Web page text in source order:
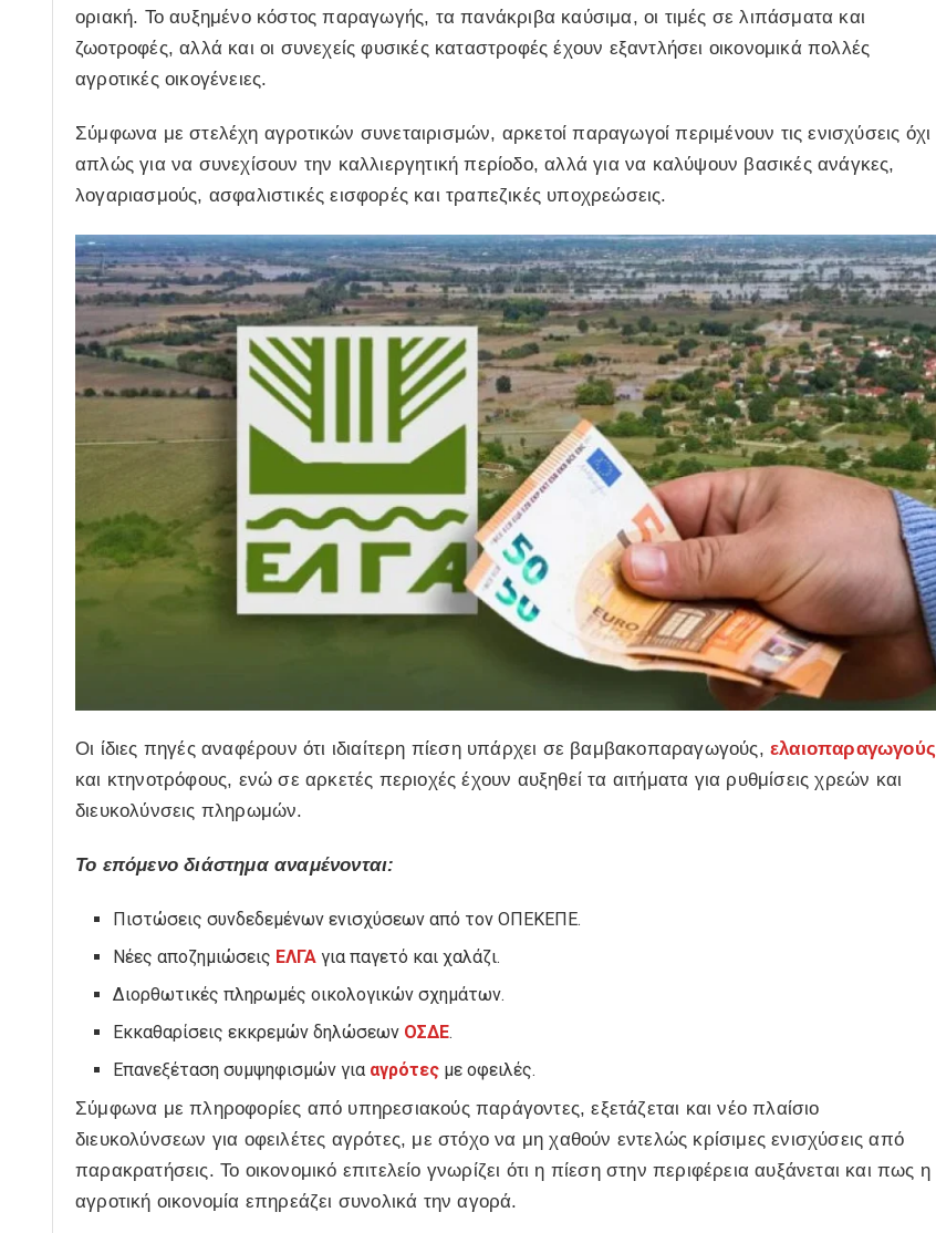
οριακή. Το αυξημένο κόστος παραγωγής, τα πανάκριβα καύσιμα, οι τιμές σε λιπάσματα και
ζωοτροφές, αλλά και οι συνεχείς φυσικές καταστροφές έχουν εξαντλήσει οικονομικά πολλές
αγροτικές οικογένειες.
Σύμφωνα με στελέχη αγροτικών συνεταιρισμών, αρκετοί παραγωγοί περιμένουν τις ενισχύσεις όχι
απλώς για να συνεχίσουν την καλλιεργητική περίοδο, αλλά για να καλύψουν βασικές ανάγκες,
λογαριασμούς, ασφαλιστικές εισφορές και τραπεζικές υποχρεώσεις.
Οι ίδιες πηγές αναφέρουν ότι ιδιαίτερη πίεση υπάρχει σε βαμβακοπαραγωγούς, ελαιοπαραγωγούς
και κτηνοτρόφους, ενώ σε αρκετές περιοχές έχουν αυξηθεί τα αιτήματα για ρυθμίσεις χρεών και
διευκολύνσεις πληρωμών.
Το επόμενο διάστημα αναμένονται:
Πιστώσεις συνδεδεμένων ενισχύσεων από τον ΟΠΕΚΕΠΕ.
Νέες αποζημιώσεις ΕΛΓΑ για παγετό και χαλάζι.
Διορθωτικές πληρωμές οικολογικών σχημάτων.
Εκκαθαρίσεις εκκρεμών δηλώσεων ΟΣΔΕ.
Επανεξέταση συμψηφισμών για αγρότες με οφειλές.
Σύμφωνα με πληροφορίες από υπηρεσιακούς παράγοντες, εξετάζεται και νέο πλαίσιο
διευκολύνσεων για οφειλέτες αγρότες, με στόχο να μη χαθούν εντελώς κρίσιμες ενισχύσεις από
παρακρατήσεις. Το οικονομικό επιτελείο γνωρίζει ότι η πίεση στην περιφέρεια αυξάνεται και πως η
αγροτική οικονομία επηρεάζει συνολικά την αγορά.